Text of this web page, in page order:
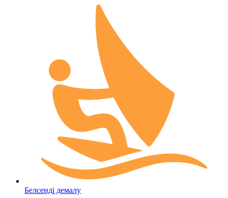
Белсенді демалу